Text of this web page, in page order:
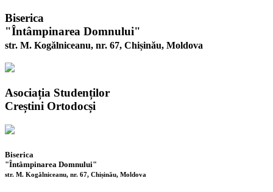
Biserica
"Întâmpinarea Domnului"
str. M. Kogălniceanu, nr. 67, Chișinău, Moldova
Asociația Studenților
Creștini Ortodocși
Biserica
"Întâmpinarea Domnului"
str. M. Kogălniceanu, nr. 67, Chișinău, Moldova